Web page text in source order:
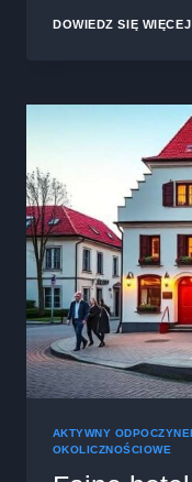
DOWIEDZ SIĘ WIĘCEJ
AKTYWNY
OKOLICZNOŚCIOWE